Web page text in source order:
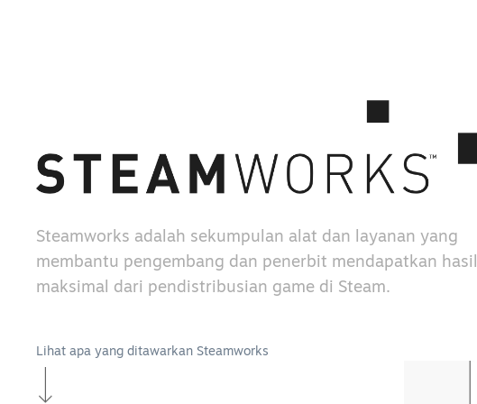
Steamworks adalah sekumpulan alat dan layanan yang
membantu pengembang dan penerbit mendapatkan hasil
maksimal dari pendistribusian game di Steam.
Lihat apa yang ditawarkan Steamworks